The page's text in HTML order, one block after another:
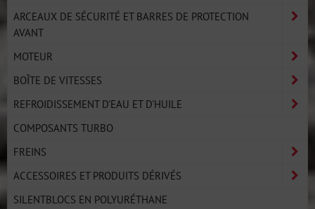
ARCEAUX DE SÉCURITÉ ET BARRES DE PROTECTION
AVANT
MOTEUR
BOÎTE DE VITESSES
REFROIDISSEMENT D'EAU ET D'HUILE
COMPOSANTS TURBO
FREINS
ACCESSOIRES ET PRODUITS DÉRIVÉS
SILENTBLOCS EN POLYURÉTHANE